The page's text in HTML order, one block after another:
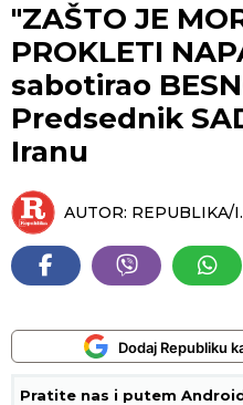
"ZAŠTO JE
PROKLETI
sabotirao
Predsednik
Iranu
AUTOR: REPUBLIKA/
Dodaj Republiku
Pratite nas i putem